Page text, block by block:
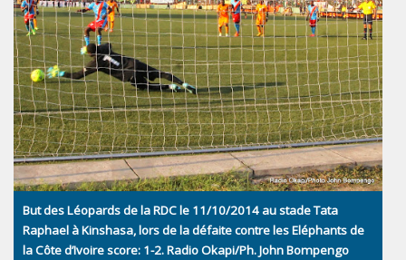
But des Léopards de la RDC le 11/10/2014 au stade Tata
Raphael à Kinshasa, lors de la défaite contre les Eléphants de
la Côte d’Ivoire score: 1-2. Radio Okapi/Ph. John Bompengo